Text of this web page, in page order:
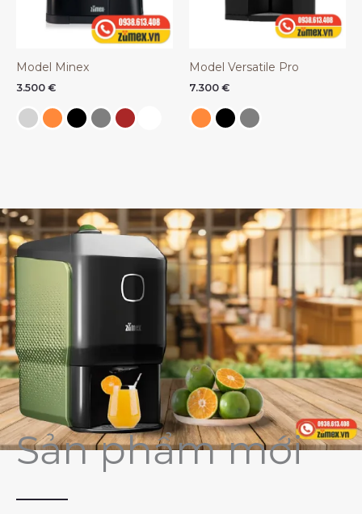
Model Minex
3.500 €
Model Versatile Pro
7.300 €
Sản phẩm mới